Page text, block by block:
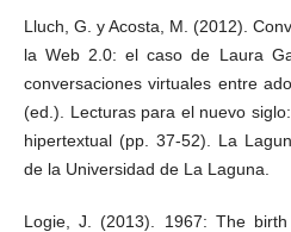
Lluch, G. y Acosta, M. (2012).
la Web 2.0: el caso de Laura
conversaciones virtuales entre
(ed.). Lecturas para el nuevo
hipertextual (pp. 37-52). La
de la Universidad de La Laguna.
Logie, J. (2013). 1967: The